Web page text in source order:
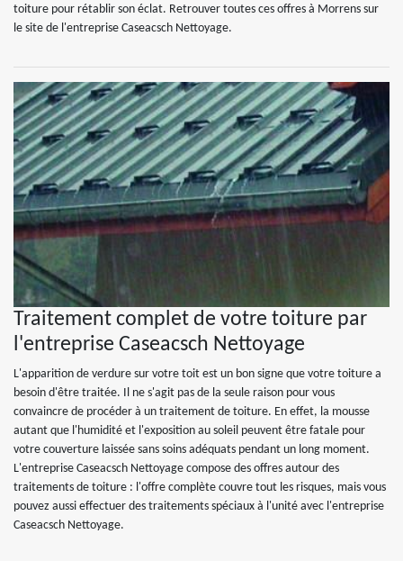
toiture pour rétablir son éclat. Retrouver toutes ces offres à Morrens sur
le site de l'entreprise Caseacsch Nettoyage.
Traitement complet de votre toiture par
l'entreprise Caseacsch Nettoyage
L'apparition de verdure sur votre toit est un bon signe que votre toiture a
besoin d'être traitée. Il ne s'agit pas de la seule raison pour vous
convaincre de procéder à un traitement de toiture. En effet, la mousse
autant que l'humidité et l'exposition au soleil peuvent être fatale pour
votre couverture laissée sans soins adéquats pendant un long moment.
L'entreprise Caseacsch Nettoyage compose des offres autour des
traitements de toiture : l'offre complète couvre tout les risques, mais vous
pouvez aussi effectuer des traitements spéciaux à l'unité avec l'entreprise
Caseacsch Nettoyage.